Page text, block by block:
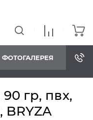
ФОТОГАЛЕРЕЯ
гр, пвх,